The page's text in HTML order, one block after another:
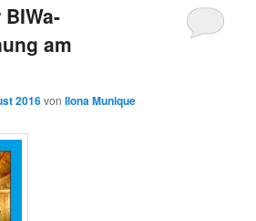
am
2016vonIlona Munique